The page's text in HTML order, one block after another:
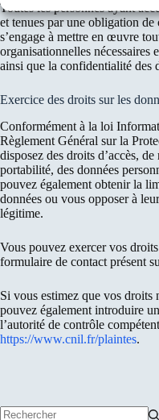
Toutes les personnes ayant
et tenues par une obligation
s’engage à mettre en œuvre
organisationnelles nécessaires
ainsi que la confidentialité des
Exercice des droits sur les
Conformément à la loi
Règlement Général sur la
disposez des droits d’accès,
portabilité, des données
pouvez également obtenir la
données ou vous opposer à
légitime.
Vous pouvez exercer vos
formulaire de contact présent
Si vous estimez que vos droits
pouvez également introduire
l’autorité de contrôle
https://www.cnil.fr/plaintes.